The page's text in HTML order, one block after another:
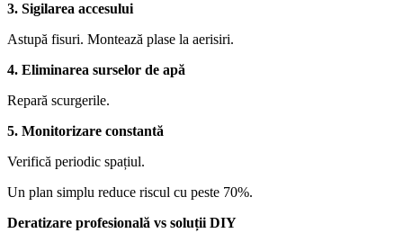
3. Sigilarea accesului
Astupă fisuri. Montează plase la aerisiri.
4. Eliminarea surselor de apă
Repară scurgerile.
5. Monitorizare constantă
Verifică periodic spațiul.
Un plan simplu reduce riscul cu peste 70%.
Deratizare profesională vs soluții DIY